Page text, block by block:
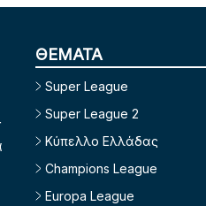
ΘΕΜΑΤΑ
Super League
Super League 2
Κύπελλο Ελλάδας
Champions League
Europa League